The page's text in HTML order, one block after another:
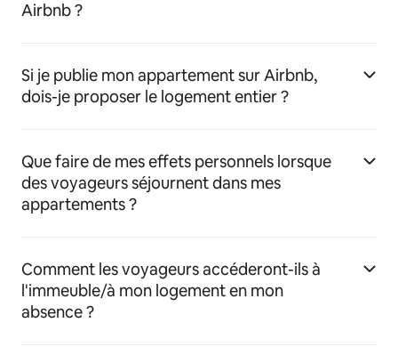
Airbnb ?
Si je publie mon appartement sur Airbnb,
dois-je proposer le logement entier ?
Que faire de mes effets personnels lorsque
des voyageurs séjournent dans mes
appartements ?
Comment les voyageurs accéderont-ils à
l'immeuble/à mon logement en mon
absence ?